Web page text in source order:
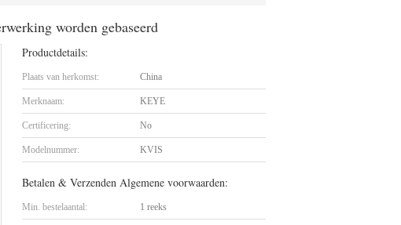
worden gebaseerd
Productdetails:
Plaats van herkomst: China
Merknaam: KEYE
Certificering: No
Modelnummer: KVIS
Betalen & Verzenden Algemene voorwaarden:
Min. bestelaantal: 1 reeks